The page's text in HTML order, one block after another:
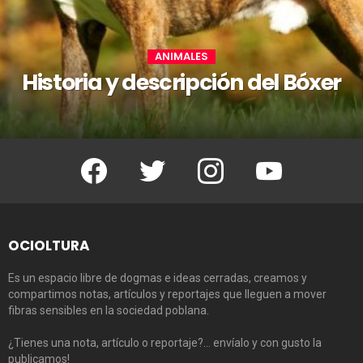
ANIMALES
Historia y descripción del Bóxer
Facebook Twitter Instagram Youtube
OCIOLTURA
Es un espacio libre de dogmas e ideas cerradas, creamos y
compartimos notas, artículos y reportajes que lleguen a mover
fibras sensibles en la sociedad poblana.
¿Tienes una nota, artículo o reportaje?… envíalo y con gusto la
publicamos!